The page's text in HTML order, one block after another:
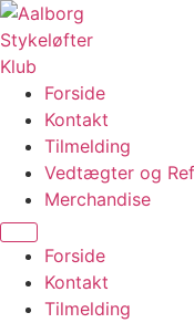
Videre
til
indhold
Forside
Kontakt
Tilmelding
Vedtægter og
Merchandise
MenuForside
Kontakt
Tilmelding